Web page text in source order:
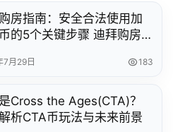
房指南：安全合法使用加
的5个关键步骤 迪拜购房
步骤
7月29日 183
Cross the Ages(CTA)？
析CTA币玩法与未来前景